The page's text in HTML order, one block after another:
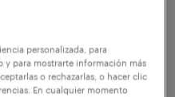
personalizada, para
y para mostrarte información más
o rechazarlas, o hacer clic
En cualquier momento